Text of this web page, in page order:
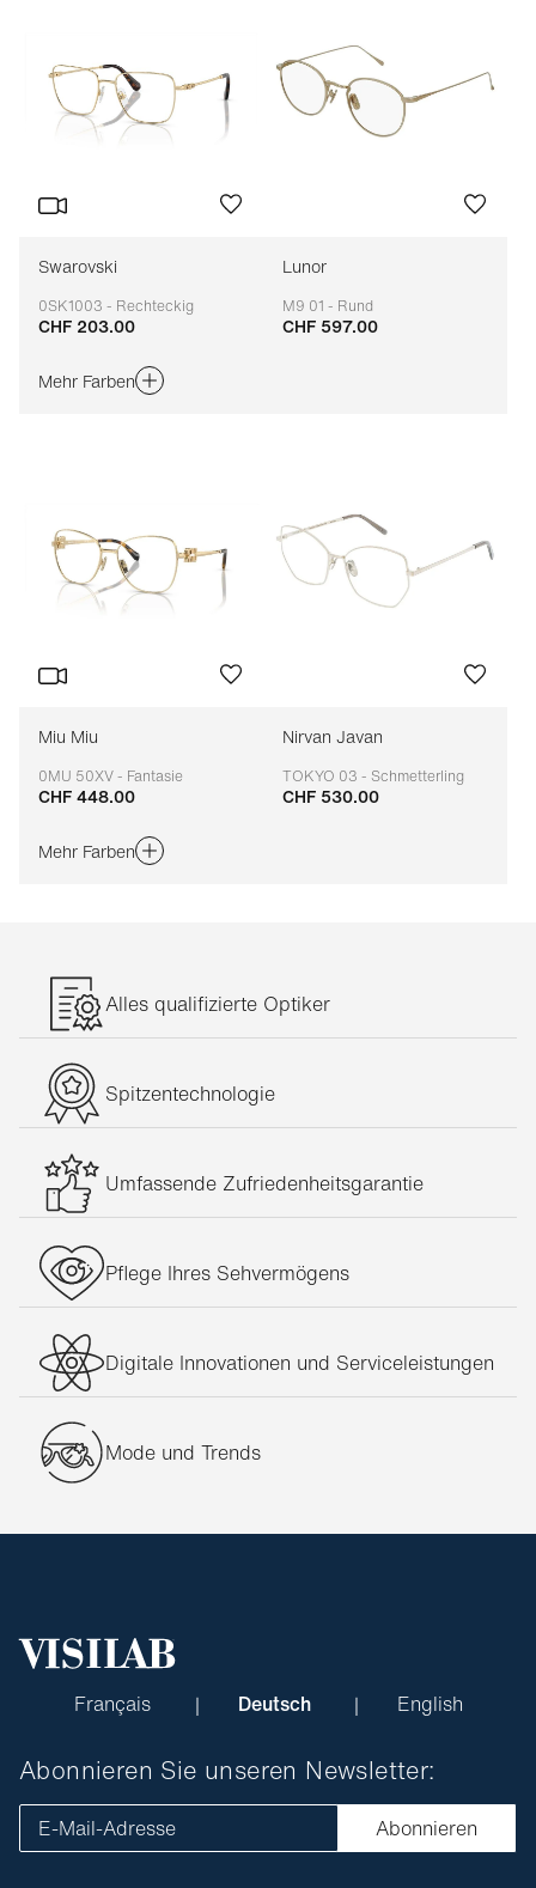
Swarovski
0SK1003 - Rechteckig
Anpassbar
CHF 203.00
Mehr Farben
Lunor
M9 01 - Rund
Anpassbar
CHF 597.00
Miu Miu
0MU 50XV - Fantasie
Anpassbar
CHF 448.00
Mehr Farben
Nirvan Javan
TOKYO 03 - Schmetterling
Anpassbar
CHF 530.00
Alles qualifizierte Optiker
Spitzentechnologie
Umfassende Zufriedenheitsgarantie
Pflege Ihres Sehvermögens
Digitale Innovationen und Serviceleistungen
Mode und Trends
Français Deutsch English
Abonnieren Sie unseren Newsletter:
E-Mail-Adresse Abonnieren